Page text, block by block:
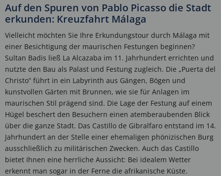
Auf den Spuren von Pablo Picasso die Stadt
erkunden: Kreuzfahrt Málaga
Vielleicht möchten Sie Ihre Erkundungstour durch Málaga mit
einer Besichtigung der maurischen Festungen beginnen?
Sultan Badis ließ La Alcazaba im 11. Jahrhundert errichten und
nutzte den Bau als Palast und Festung zugleich. Die „Puerta del
Christo” führt in ein Labyrinth aus Gängen, Bögen und
kunstvollen Gärten mit Brunnen, wie sie für Anlagen im
maurischen Stil prägend sind. Die Lage der Festung auf einem
Hügel beschert den Besuchern einen atemberaubenden Blick
über die ganze Stadt. Das Castillo de Gibralfaro entstand im 14.
Jahrhundert an der Stelle einer ehemaligen phönizischen Burg
ausschließlich zu militärischen Zwecken. Auch das Castillo
bietet Ihnen eine herrliche Aussicht: Bei idealem Wetter
erkennt man sogar in der Ferne die afrikanische Küste.